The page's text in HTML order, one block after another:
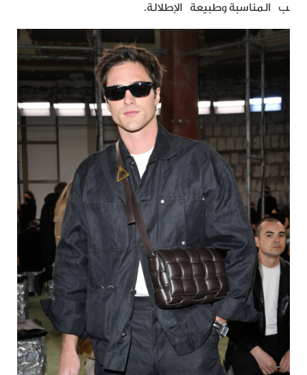
ب المناسبة وطبيعة الإطلالة.